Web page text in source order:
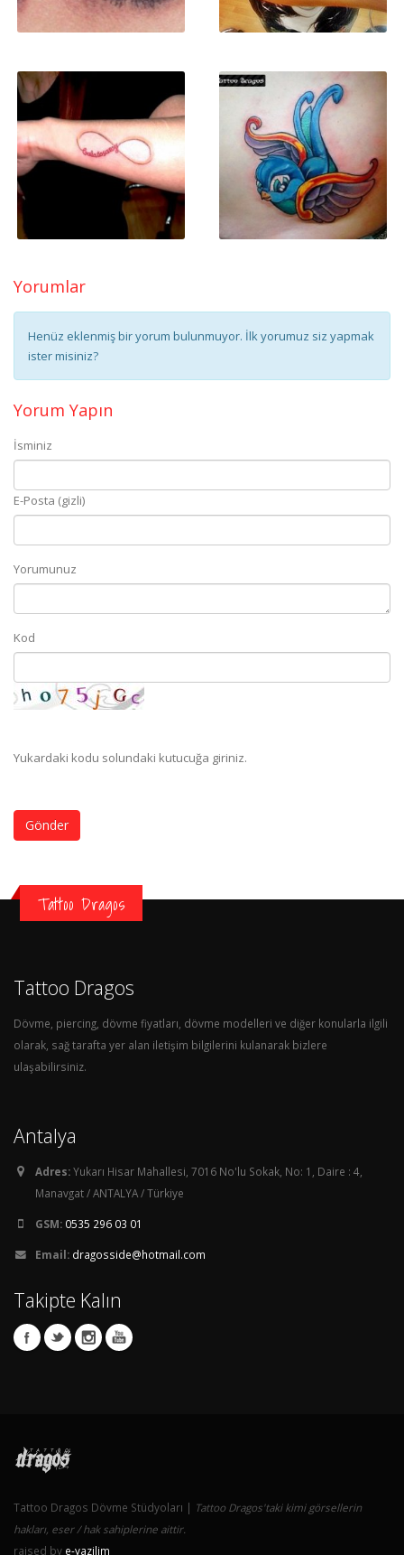
Yorumlar
Henüz eklenmiş bir yorum bulunmuyor. İlk yorumuz siz yapmak
ister misiniz?
Yorum Yapın
İsminiz
E-Posta (gizli)
Yorumunuz
Kod
Yukardaki kodu solundaki kutucuğa giriniz.
Gönder
Tattoo Dragos
Tattoo Dragos
Dövme, piercing, dövme fiyatları, dövme modelleri ve diğer konularla ilgili
olarak, sağ tarafta yer alan iletişim bilgilerini kulanarak bizlere
ulaşabilirsiniz.
Antalya
Adres:Yukarı Hisar Mahallesi, 7016 No'lu Sokak, No: 1, Daire : 4,
Manavgat / ANTALYA / Türkiye
GSM: 0535 296 03 01
Email: dragosside@hotmail.com
Takipte Kalın
Tattoo Dragos Dövme Stüdyoları | Tattoo Dragos'taki kimi görsellerin
hakları, eser / hak sahiplerine aittir.
raised by e-yazilim